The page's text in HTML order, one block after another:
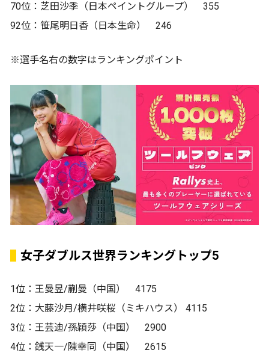
70位：芝田沙季（日本ペイントグループ） 355
92位：笹尾明日香（日本生命） 246
※選手名右の数字はランキングポイント
女子ダブルス世界ランキングトップ5
1位：王曼昱/蒯曼（中国） 4175
2位：大藤沙月/横井咲桜（ミキハウス） 4115
3位：王芸迪/孫穎莎（中国） 2900
4位：銭天一/陳幸同（中国） 2615